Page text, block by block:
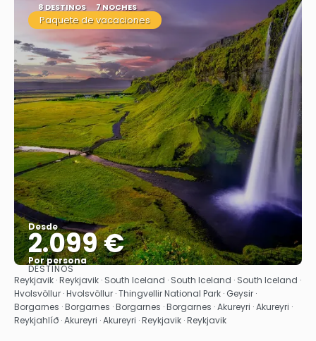
8 DESTINOS 7 NOCHES
Paquete de vacaciones
Desde
2.099 €
Por persona
Ver
DESTINOS
Reykjavik · Reykjavik · South Iceland · South Iceland · South Iceland ·
Hvolsvöllur · Hvolsvöllur · Thingvellir National Park · Geysir ·
Borgarnes · Borgarnes · Borgarnes · Borgarnes · Akureyri · Akureyri ·
Reykjahlíð · Akureyri · Akureyri · Reykjavik · Reykjavik